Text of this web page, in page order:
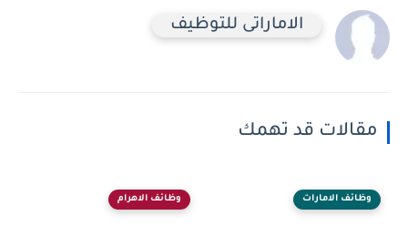
الاماراتى للتوظيف
مقالات قد تهمك
وظائف الامارات وظائف الاهرام